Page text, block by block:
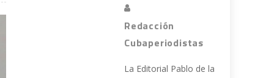
Redacción
Cubaperiodistas
La Editorial Pablo de la